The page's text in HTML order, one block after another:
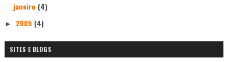
janeiro (4)
► 2005 (4)
SITES E BLOGS